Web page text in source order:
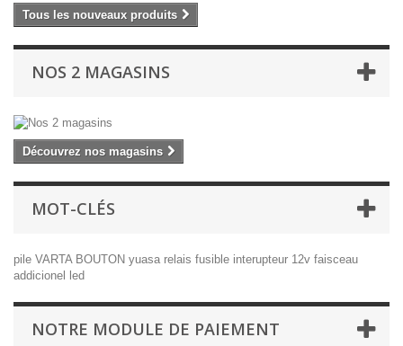
Tous les nouveaux produits
NOS 2 MAGASINS
Découvrez nos magasins
MOT-CLÉS
pile VARTA BOUTON yuasa relais fusible interupteur 12v faisceau
addicionel
led
NOTRE MODULE DE PAIEMENT